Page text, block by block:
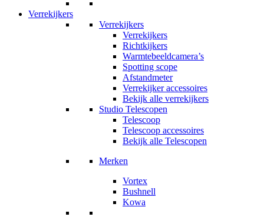
Verrekijkers
Verrekijkers
Verrekijkers
Richtkijkers
Warmtebeeldcamera’s
Spotting scope
Afstandmeter
Verrekijker accessoires
Bekijk alle verrekijkers
Studio Telescopen
Telescoop
Telescoop accessoires
Bekijk alle Telescopen
Merken
Vortex
Bushnell
Kowa